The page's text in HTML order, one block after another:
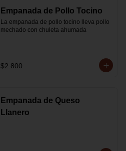
Empanada de Pollo Tocino
La empanada de pollo tocino lleva pollo
mechado con chuleta ahumada
$2.800
Empanada de Queso
Llanero